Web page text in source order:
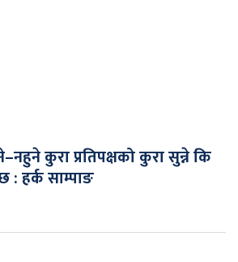
कुरा प्रतिपक्षको कुरा सुन्ने कि
: हर्क साम्पाङ